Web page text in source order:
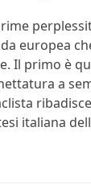
europea
Il primo è
a
italiana